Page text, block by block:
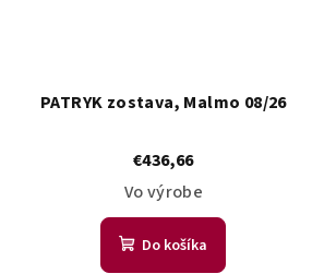
PATRYK zostava, Malmo 08/26
€436,66
Vo výrobe
Do košíka